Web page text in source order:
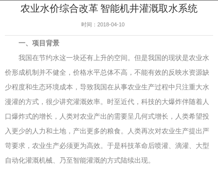
农业水价综合改革 智能机井灌溉取水系统
时间：2018-04-10
一、项目背景
我国在节约水这一块还有上升的空间。但是我国的现状是农业水
价形成机制并不健全，价格水平总体不高，不能有效的反映水资源缺
少程度和生态环境成本，导致我国在从事农业生产过程中只注重大水
漫灌的方式，很少讲究灌溉效率。时至近代，科技的大爆炸伴随着人
口爆炸式的增长，人类对农业产出的需要呈几何式增长，人类希望投
入更少的人力和土地，产出更多的粮食。人类再次对农业生产提出严
苛要求，农业生产必须更为高效。于是科技革命后喷灌、滴灌、大型
自动化灌溉机械、乃至智能灌溉的方式陆续出现。